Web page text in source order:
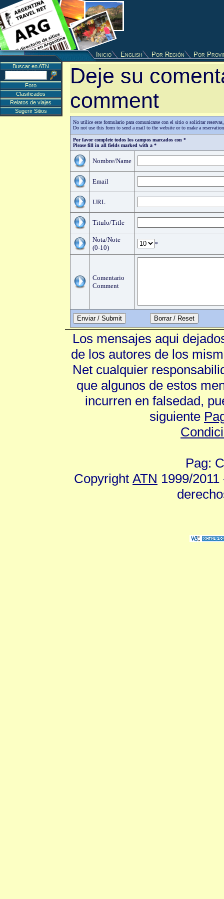
Inicio English Por Región Por
Deje su
comment
No utilice este formulario para comunicarse con el sitio o solicitar
Do not use this form to send a mail to the website or to make a
Por favor complete todos los campos marcados con *
Please fill in all fields marked with a *
Nombre/Name
Email
URL
Titulo/Title
Nota/Note
(0-10)
*
Comentario
Comment
Enviar / Submit
Buscar en ATN
Foro
Clasificados
Relatos de viajes
Sugerir Sitios
Los mensajes aqui
de los autores de los
Net cualquier
que algunos de estos
incurren en falsedad,
siguiente
Pag:
Copyright ATN 1999/